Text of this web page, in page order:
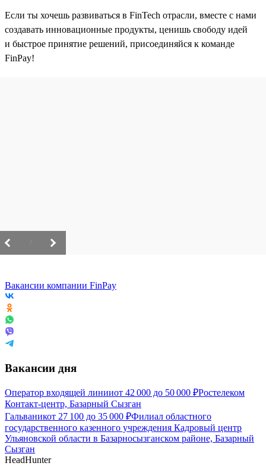
Если ты хочешь развиваться в FinTech отрасли, вместе с нами
создавать инновационные продукты, ценишь свободу идей
и быстрое принятие решений, присоединяйся к команде
FinPay!
Вакансии компании FinPay
Вакансии дня
Оператор входящей линииот 42 000 до 50 000 ₽Ростелеком
Контакт-центр, Базарный Сызган
Гальваникот 27 100 до 35 000 ₽Филиал областного
государственного казенного учреждения Кадровый центр
Ульяновской области в Базарносызганском районе, Базарный
Сызган
HeadHunter